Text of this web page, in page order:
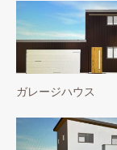
ガレージハウス